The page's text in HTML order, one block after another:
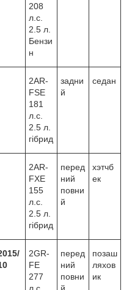
208
л.с.
2.5 л.
Бензи
н
2AR-
FSE
181
л.с.
2.5 л.
гібрид
задни
й
седан
2AR-
FXE
155
л.с.
2.5 л.
гібрид
перед
ний
повни
й
хэтчб
ек
2GR-
FE
277
л.с.
перед
ний
повни
й
позаш
ляхов
ик